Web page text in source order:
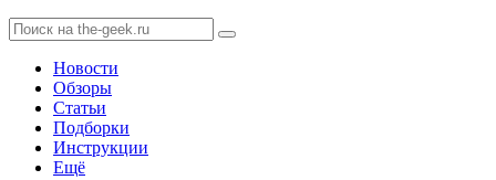
Новости
Обзоры
Статьи
Подборки
Инструкции
Ещё